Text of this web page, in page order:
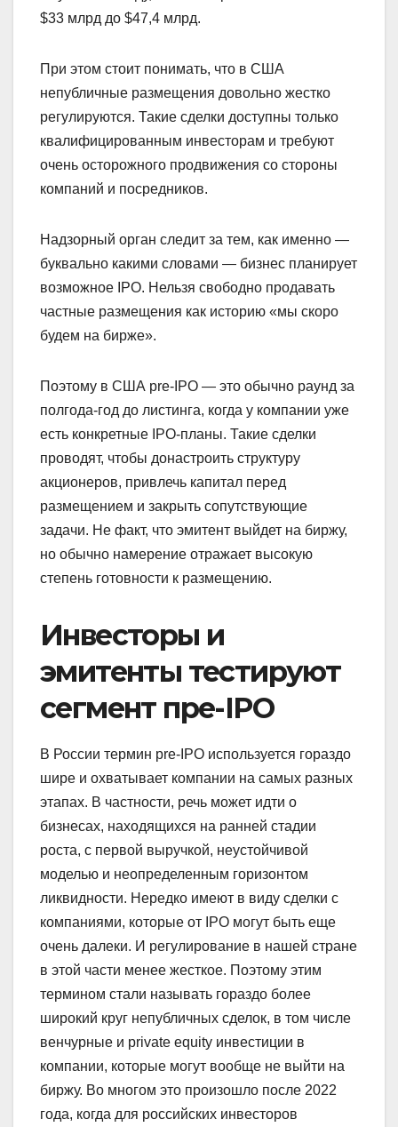
$33 млрд до $47,4 млрд.
При этом стоит понимать, что в США
непубличные размещения довольно жестко
регулируются. Такие сделки доступны только
квалифицированным инвесторам и требуют
очень осторожного продвижения со стороны
компаний и посредников.
Надзорный орган следит за тем, как именно —
буквально какими словами — бизнес планирует
возможное IPO. Нельзя свободно продавать
частные размещения как историю «мы скоро
будем на бирже».
Поэтому в США pre-IPO — это обычно раунд за
полгода-год до листинга, когда у компании уже
есть конкретные IPO-планы. Такие сделки
проводят, чтобы донастроить структуру
акционеров, привлечь капитал перед
размещением и закрыть сопутствующие
задачи. Не факт, что эмитент выйдет на биржу,
но обычно намерение отражает высокую
степень готовности к размещению.
Инвесторы и
эмитенты тестируют
сегмент пре-IPO
В России термин pre-IPO используется гораздо
шире и охватывает компании на самых разных
этапах. В частности, речь может идти о
бизнесах, находящихся на ранней стадии
роста, с первой выручкой, неустойчивой
моделью и неопределенным горизонтом
ликвидности. Нередко имеют в виду сделки с
компаниями, которые от IPO могут быть еще
очень далеки. И регулирование в нашей стране
в этой части менее жесткое. Поэтому этим
термином стали называть гораздо более
широкий круг непубличных сделок, в том числе
венчурные и private equity инвестиции в
компании, которые могут вообще не выйти на
биржу. Во многом это произошло после 2022
года, когда для российских инвесторов